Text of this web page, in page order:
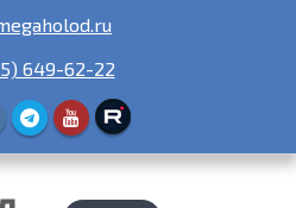
649-62-22